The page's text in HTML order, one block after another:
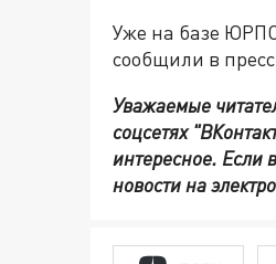
Уже на базе
сообщили в
Уважаемые
соцсетях
интересное. Если
новости на